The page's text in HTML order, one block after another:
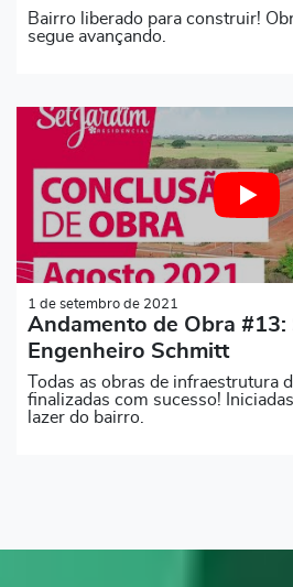
Bairro liberado para construir!
segue avançando.
1 de setembro de 2021
Andamento de Obra #13:
Engenheiro Schmitt
Todas as obras de infraestrutura
finalizadas com sucesso!
lazer do bairro.